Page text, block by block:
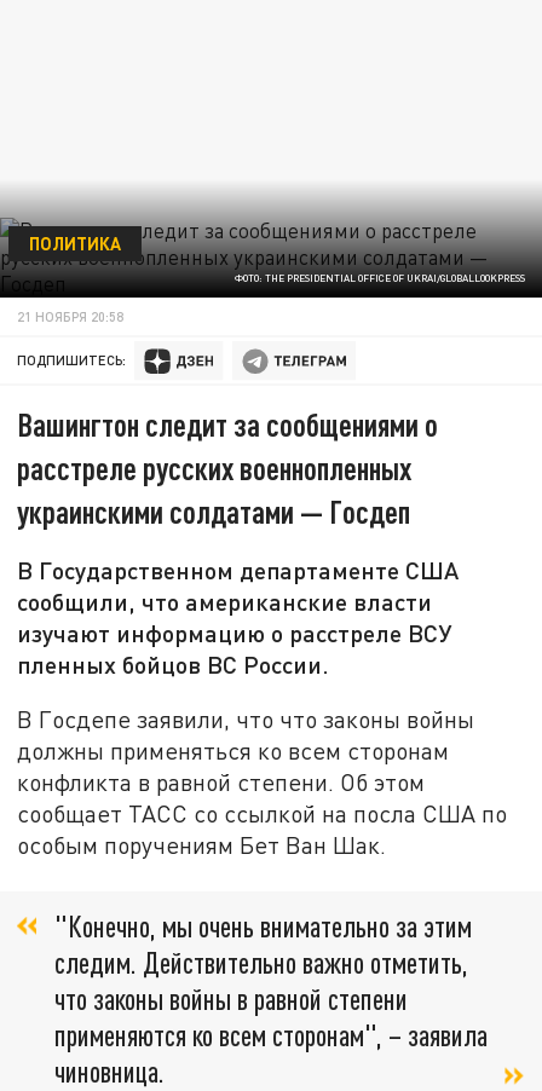
ФОТО: THE PRESIDENTIAL OFFICE OF UKRAI/GLOBALLOOKPRESS
ПОЛИТИКА
21 НОЯБРЯ 20:58
ПОДПИШИТЕСЬ:
Вашингтон следит за сообщениями о
расстреле русских военнопленных
украинскими солдатами — Госдеп
В Государственном департаменте США
сообщили, что американские власти
изучают информацию о расстреле ВСУ
пленных бойцов ВС России.
В Госдепе заявили, что что законы войны
должны применяться ко всем сторонам
конфликта в равной степени. Об этом
сообщает ТАСС со ссылкой на посла США по
особым поручениям Бет Ван Шак.
"Конечно, мы очень внимательно за этим
следим. Действительно важно отметить,
что законы войны в равной степени
применяются ко всем сторонам", – заявила
чиновница.